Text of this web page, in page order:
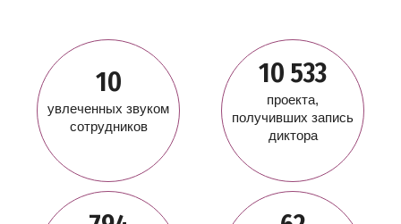
10
увлеченных звуком
сотрудников
10 533
проекта,
получивших запись
диктора